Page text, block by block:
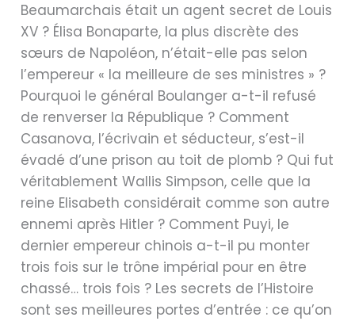
Beaumarchais était un agent secret de Louis
XV ? Élisa Bonaparte, la plus discrète des
sœurs de Napoléon, n’était-elle pas selon
l’empereur « la meilleure de ses ministres » ?
Pourquoi le général Boulanger a-t-il refusé
de renverser la République ? Comment
Casanova, l’écrivain et séducteur, s’est-il
évadé d’une prison au toit de plomb ? Qui fut
véritablement Wallis Simpson, celle que la
reine Elisabeth considérait comme son autre
ennemi après Hitler ? Comment Puyi, le
dernier empereur chinois a-t-il pu monter
trois fois sur le trône impérial pour en être
chassé… trois fois ? Les secrets de l’Histoire
sont ses meilleures portes d’entrée : ce qu’on